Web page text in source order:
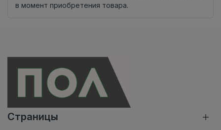
в момент приобретения товара.
Страницы